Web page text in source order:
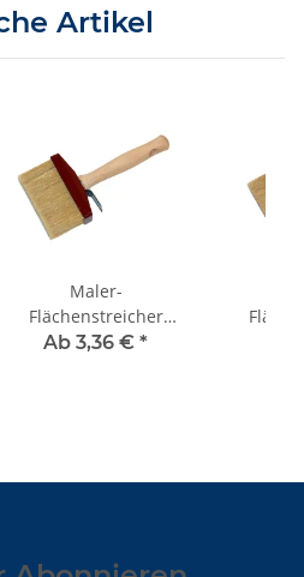
Artikel
Maler-
Flächenstreicher
Kunststofffassung
Ab 3,36 € *